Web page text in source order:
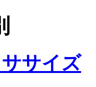
サイズ